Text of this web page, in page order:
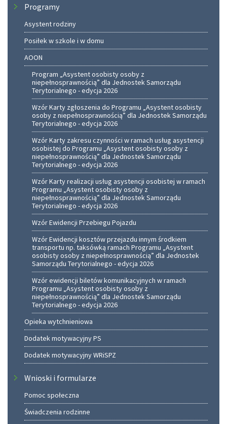
Programy
Asystent rodziny
Posiłek w szkole i w domu
AOON
Program „Asystent osobisty osoby z
niepełnosprawnością” dla Jednostek Samorządu
Terytorialnego - edycja 2026
Wzór Karty zgłoszenia do Programu „Asystent osobisty
osoby z niepełnosprawnością” dla Jednostek Samorządu
Terytorialnego - edycja 2026
Wzór Karty zakresu czynności w ramach usług asystencji
osobistej do Programu „Asystent osobisty osoby z
niepełnosprawnością” dla Jednostek Samorządu
Terytorialnego - edycja 2026
Wzór Karty realizacji usług asystencji osobistej w ramach
Programu „Asystent osobisty osoby z
niepełnosprawnością” dla Jednostek Samorządu
Terytorialnego - edycja 2026
Wzór Ewidencji Przebiegu Pojazdu
Wzór Ewidencji kosztów przejazdu innym środkiem
transportu np. taksówką ramach Programu „Asystent
osobisty osoby z niepełnosprawnością” dla Jednostek
Samorządu Terytorialnego - edycja 2026
Wzór ewidencji biletów komunikacyjnych w ramach
Programu „Asystent osobisty osoby z
niepełnosprawnością” dla Jednostek Samorządu
Terytorialnego - edycja 2026
Opieka wytchnieniowa
Dodatek motywacyjny PS
Dodatek motywacyjny WRiSPZ
Wnioski i formularze
Pomoc społeczna
Świadczenia rodzinne